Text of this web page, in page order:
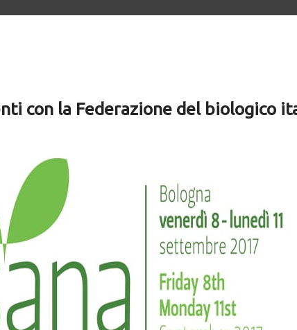
con la Federazione del biologico